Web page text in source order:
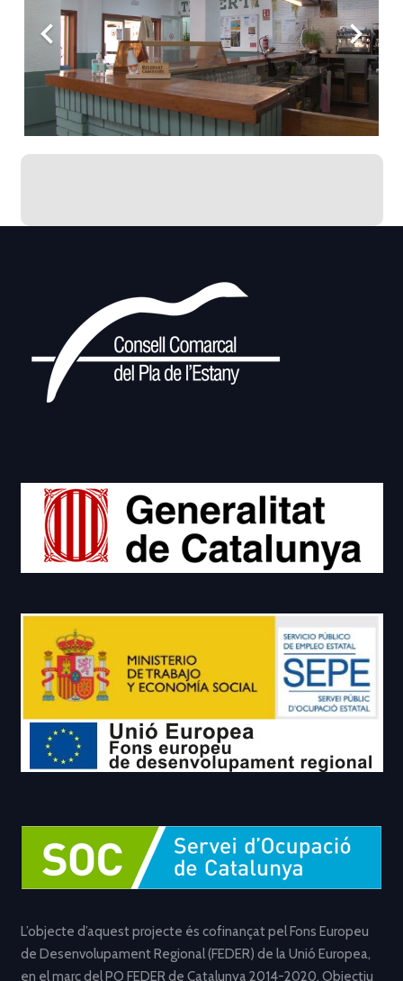
L’objecte d’aquest projecte és cofinançat pel Fons Europeu
de Desenvolupament Regional (FEDER) de la Unió Europea,
en el marc del PO FEDER de Catalunya 2014-2020. Objectiu